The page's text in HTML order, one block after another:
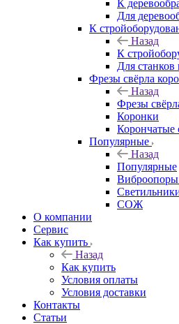
К
Для
К
Назад
К
Для станков
Фрезы свёрла
Назад
Фрезы
Коронки
Корончатые
Популярные
Назад
Популярные
Виброопоры
СОЖ
О компании
Сервис
Как купить
Назад
Как купить
Условия оплаты
Условия доставки
Контакты
Статьи